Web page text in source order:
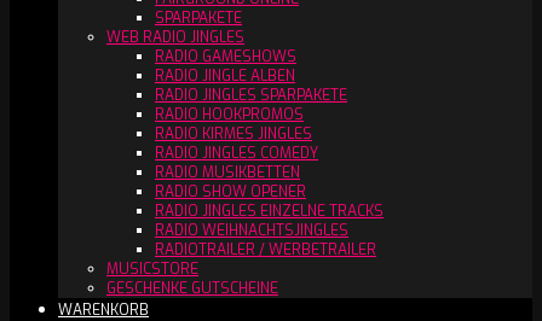
SPARPAKETE
WEB RADIO JINGLES
RADIO GAMESHOWS
RADIO JINGLE ALBEN
RADIO JINGLES SPARPAKETE
RADIO HOOKPROMOS
RADIO KIRMES JINGLES
RADIO JINGLES COMEDY
RADIO MUSIKBETTEN
RADIO SHOW OPENER
RADIO JINGLES EINZELNE TRACKS
RADIO WEIHNACHTSJINGLES
RADIOTRAILER / WERBETRAILER
MUSICSTORE
GESCHENKE GUTSCHEINE
WARENKORB